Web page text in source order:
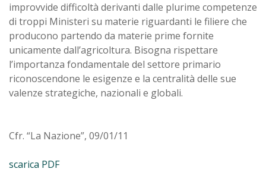
improvvide difficoltà derivanti dalle plurime competenze
di troppi Ministeri su materie riguardanti le filiere che
producono partendo da materie prime fornite
unicamente dall’agricoltura. Bisogna rispettare
l’importanza fondamentale del settore primario
riconoscendone le esigenze e la centralità delle sue
valenze strategiche, nazionali e globali.
Cfr. “La Nazione”, 09/01/11
scarica PDF